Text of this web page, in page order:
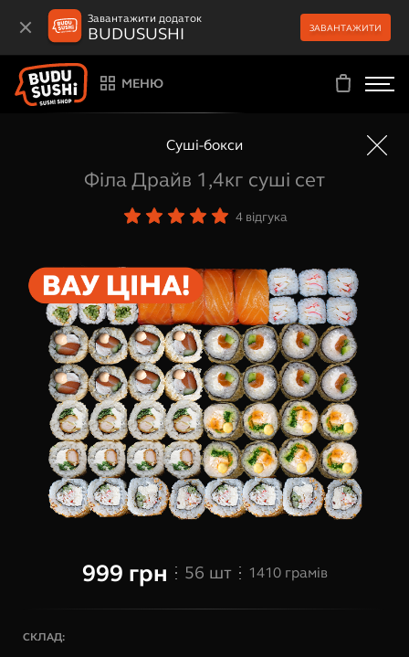
Завантажити додаток
BUDUSUSHI ЗАВАНТАЖИТИ
МЕНЮ
Суші-бокси
Філа Драйв 1,4кг суші сет
4 відгука
999 грн 56 шт 1410 грамів
СКЛАД: